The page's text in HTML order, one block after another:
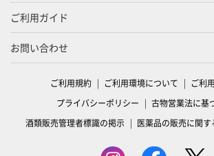
ご利用ガイド
お問い合わせ
ご利用規約 ご利用環境について
ご利
プライバシーポリシー
古物営業法に基
酒類販売管理者標識の掲示
医薬品の販売に関す